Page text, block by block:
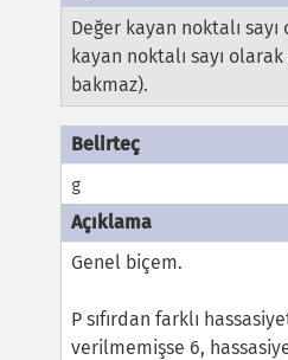
Değer kayan noktalı sayı
kayan noktalı sayı
bakmaz).
g
Genel biçem.
P sıfırdan farklı
verilmemişse 6,